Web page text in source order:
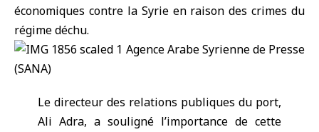
économiques contre la Syrie en raison des crimes du
régime déchu.
Le directeur des relations publiques du port,
Ali Adra, a souligné l’importance de cette